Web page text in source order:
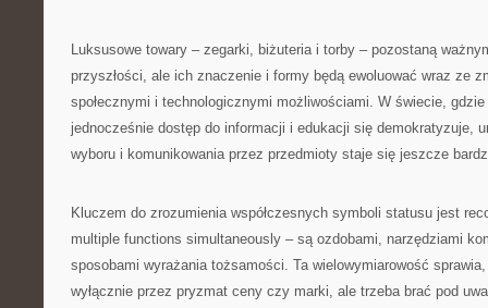
Luksusowe towary – zegarki, biżuteria i torby – pozostaną
przyszłości, ale ich znaczenie i formy będą ewoluować wraz ze
społecznymi i technologicznymi możliwościami. W świecie,
jednocześnie dostęp do informacji i edukacji się demokratyzuje,
wyboru i komunikowania przez przedmioty staje się jeszcze
Kluczem do zrozumienia współczesnych symboli statusu jest
multiple functions simultaneously – są ozdobami, narzędziami
sposobami wyrażania tożsamości. Ta wielowymiarowość
wyłącznie przez pryzmat ceny czy marki, ale trzeba brać pod